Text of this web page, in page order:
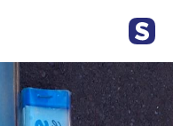
decostore pour stores à